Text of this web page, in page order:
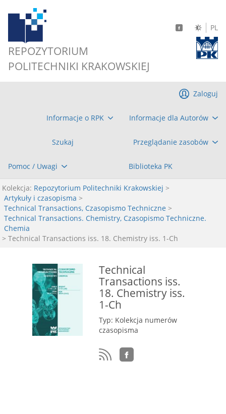
REPOZYTORIUM
POLITECHNIKI KRAKOWSKIEJ
PL
Informacje o RPK Informacje dla Autorów
Szukaj Przeglądanie zasobów
Pomoc / Uwagi Biblioteka PK
Zaloguj
Kolekcja: Repozytorium Politechniki Krakowskiej >
Artykuły i czasopisma >
Technical Transactions, Czasopismo Techniczne >
Technical Transactions. Chemistry, Czasopismo Techniczne.
Chemia
> Technical Transactions iss. 18. Chemistry iss. 1-Ch
Technical
Transactions iss.
18. Chemistry iss.
1-Ch
Typ: Kolekcja numerów
czasopisma